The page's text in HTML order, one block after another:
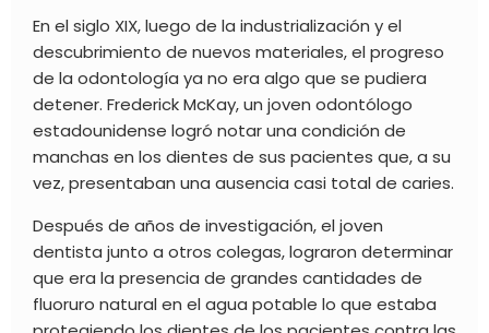
En el siglo XIX, luego de la industrialización y el
descubrimiento de nuevos materiales, el progreso
de la odontología ya no era algo que se pudiera
detener. Frederick McKay, un joven odontólogo
estadounidense logró notar una condición de
manchas en los dientes de sus pacientes que, a su
vez, presentaban una ausencia casi total de caries.
Después de años de investigación, el joven
dentista junto a otros colegas, lograron determinar
que era la presencia de grandes cantidades de
fluoruro natural en el agua potable lo que estaba